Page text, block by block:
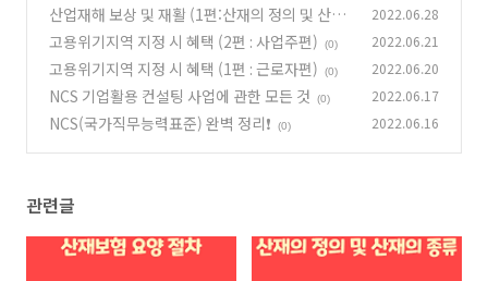
(0)
산업재해 보상 및 재활 (1편:산재의 정의 및 산재
의 종류) (0)
2022.06.28
고용위기지역 지정 시 혜택 (2편 : 사업주편) (0) 2022.06.21
고용위기지역 지정 시 혜택 (1편 : 근로자편) (0) 2022.06.20
NCS 기업활용 컨설팅 사업에 관한 모든 것 (0) 2022.06.17
NCS(국가직무능력표준) 완벽 정리❗ (0) 2022.06.16
관련글